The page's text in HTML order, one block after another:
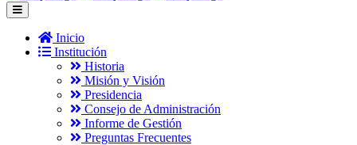
Inicio
Institución
Historia
Misión y Visión
Presidencia
Consejo de Administración
Informe de Gestión
Preguntas Frecuentes